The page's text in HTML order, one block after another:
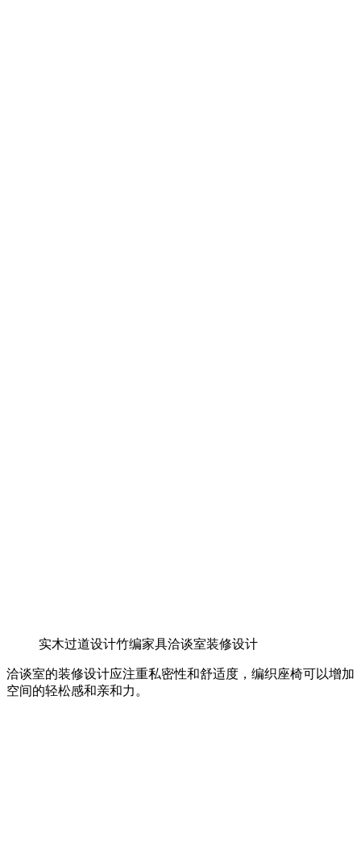
实木过道设计竹编家具洽谈室装修设计
洽谈室的装修设计应注重私密性和舒适度，编织座椅可以增加
空间的轻松感和亲和力。